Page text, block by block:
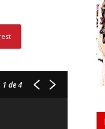
1 de 4